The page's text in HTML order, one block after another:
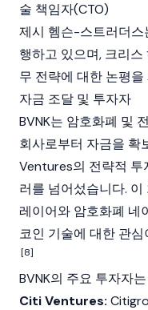
술 책임자(CTO)
제시 헴슨-스트러더스
행하고 있으며, 크리
무 전략에 대한 논평을
자금 조달 및 투자자
BVNK는 암호화폐 및
회사로부터 자금을 확
Ventures의 전략적 투
러를 넘어섰습니다.
레이어와 암호화폐 네
코인 기술에 대한 관심
[8]
BVNK의 주요 투자자
Citi Ventures: